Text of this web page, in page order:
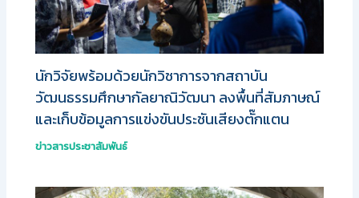
นักวิจัยพร้อมด้วยนักวิชาการจากสถาบัน
วัฒนธรรมศึกษากัลยาณิวัฒนา ลงพื้นที่สัมภาษณ์
และเก็บข้อมูลการแข่งขันประชันเสียงตั๊กแตน
ข่าวสารประชาสัมพันธ์